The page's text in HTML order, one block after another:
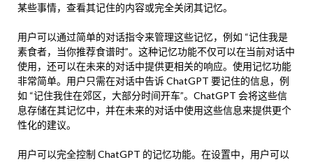
某些事情，查看其记住的内容或完全关闭其记忆。
用户可以通过简单的对话指令来管理这些记忆，例如 “记住我是
素食者，当你推荐食谱时”。这种记忆功能不仅可以在当前对话中
使用，还可以在未来的对话中提供更相关的响应。使用记忆功能
非常简单。用户只需在对话中告诉 ChatGPT 要记住的信息，例
如 “记住我住在郊区，大部分时间开车”。ChatGPT 会将这些信
息存储在其记忆中，并在未来的对话中使用这些信息来提供更个
性化的建议。
用户可以完全控制 ChatGPT 的记忆功能。在设置中，用户可以